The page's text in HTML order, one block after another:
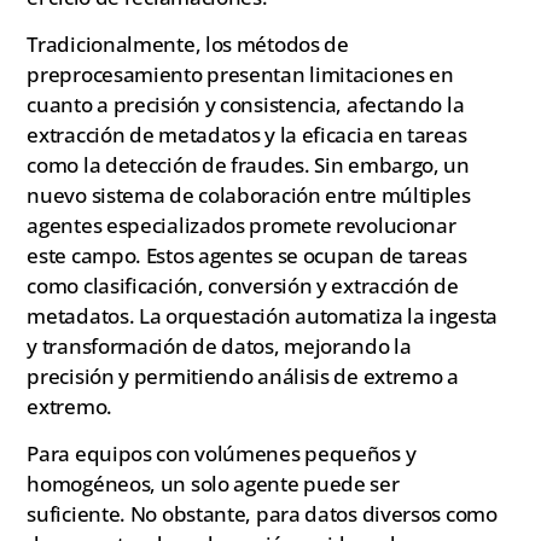
Tradicionalmente, los métodos de
preprocesamiento presentan limitaciones en
cuanto a precisión y consistencia, afectando la
extracción de metadatos y la eficacia en tareas
como la detección de fraudes. Sin embargo, un
nuevo sistema de colaboración entre múltiples
agentes especializados promete revolucionar
este campo. Estos agentes se ocupan de tareas
como clasificación, conversión y extracción de
metadatos. La orquestación automatiza la ingesta
y transformación de datos, mejorando la
precisión y permitiendo análisis de extremo a
extremo.
Para equipos con volúmenes pequeños y
homogéneos, un solo agente puede ser
suficiente. No obstante, para datos diversos como